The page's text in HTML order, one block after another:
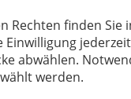
Rechten finden Sie
Einwilligung jederzeit
abwählen.
werden.